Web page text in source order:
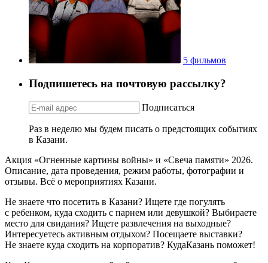
5 фильмов
Подпишетесь на почтовую рассылку?
Подписаться
Раз в неделю мы будем писать о предстоящих событиях
в Казани.
Акция «Огненные картины войны» и «Свеча памяти» 2026.
Описание, дата проведения, режим работы, фотографии и
отзывы. Всё о мероприятиях Казани.
Не знаете что посетить в Казани? Ищете где погулять
с ребенком, куда сходить с парнем или девушкой? Выбираете
место для свидания? Ищете развлечения на выходные?
Интересуетесь активным отдыхом? Посещаете выставки?
Не знаете куда сходить на корпоратив? КудаКазань поможет!